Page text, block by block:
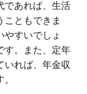
であれば、生活
こともできま
やすいでしょ
す。また、定年
いれば、年金収